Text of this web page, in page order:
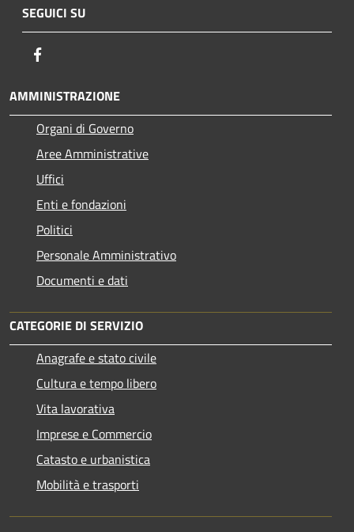
SEGUICI SU
AMMINISTRAZIONE
Organi di Governo
Aree Amministrative
Uffici
Enti e fondazioni
Politici
Personale Amministrativo
Documenti e dati
CATEGORIE DI SERVIZIO
Anagrafe e stato civile
Cultura e tempo libero
Vita lavorativa
Imprese e Commercio
Catasto e urbanistica
Mobilità e trasporti